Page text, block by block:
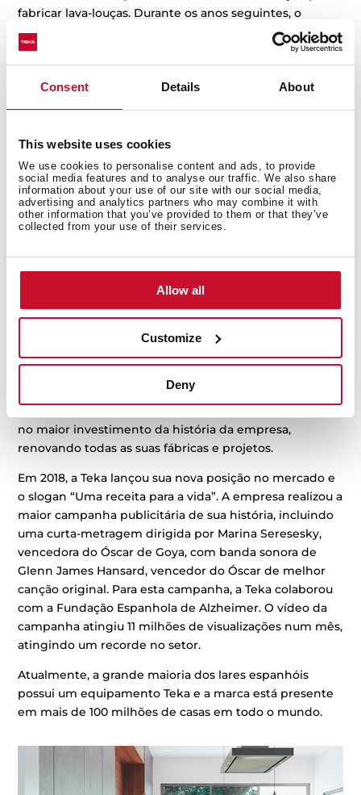
Consent Details About
This website uses cookies
We use cookies to personalise content and ads, to provide
social media features and to analyse our traffic. We also share
information about your use of our site with our social media,
advertising and analytics partners who may combine it with
other information that you’ve provided to them or that they’ve
collected from your use of their services.
Allow all
Customize
Deny
fabricar lava-louças. Durante os anos seguintes, o
sucesso dos seus produtos deu à Teka a oportunidade
de se expandir, através da produção de fornos, placas e
exaustores.
Ao longo deste período, a gama de produtos cresceu e
alcançou reconhecimento mundial. graças ao seu
design e produtos de alta qualidade para cozinhas e
espaços de banho.
Teka destacou-se como um dos principais
patrocinadores no mundo do desporto. A empresa
apoiou o Real Madrid nas modalidades de futebol e
patrocinou equipas de ciclismo e esteve presente em
eventos como o rali Paris-Dakar e os Jogos Olímpicos
no maior investimento da história da empresa,
renovando todas as suas fábricas e projetos.
Em 2018, a Teka lançou sua nova posição no mercado e
o slogan “Uma receita para a vida”. A empresa realizou a
maior campanha publicitária de sua história, incluindo
uma curta-metragem dirigida por Marina Seresesky,
vencedora do Óscar de Goya, com banda sonora de
Glenn James Hansard, vencedor do Óscar de melhor
canção original. Para esta campanha, a Teka colaborou
com a Fundação Espanhola de Alzheimer. O vídeo da
campanha atingiu 11 milhões de visualizações num mês,
atingindo um recorde no setor.
Atualmente, a grande maioria dos lares espanhóis
possui um equipamento Teka e a marca está presente
em mais de 100 milhões de casas em todo o mundo.